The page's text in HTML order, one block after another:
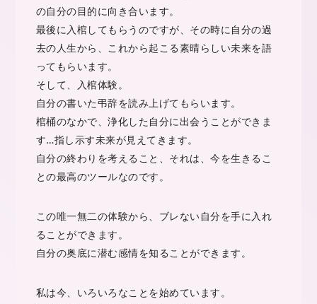
の自分の目的に向き合います。
最後に入棺してもらうのですが、その時に自分の過
去の人生から、これから起こる素晴らしい未来を語
ってもらいます。
そして、入棺体験。
自分の書いた弔辞を読み上げてもらいます。
棺桶のなかで、浄化した自分に出会うことができま
す…指し示す未来が見えてきます。
自分の終わりを考えること、それは、今を生きるこ
との最高のツールなのです。
この唯一無二の体験から、ブレない自分を手に入れ
ることができます。
自分の奥底に潜む感情を知ることができます。
私は今、いろいろなことを始めています。